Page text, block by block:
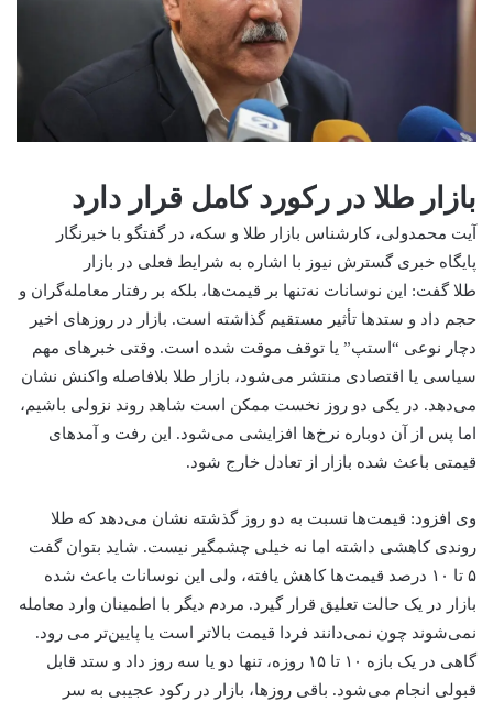
بازار طلا در رکورد کامل قرار دارد
آیت محمدولی، کارشناس بازار طلا و سکه، در گفتگو با خبرنگار
پایگاه خبری گسترش نیوز با اشاره به شرایط فعلی در بازار
طلا گفت: این نوسانات نه‌تنها بر قیمت‌ها، بلکه بر رفتار معامله‌گران و
حجم داد و ستدها تأثیر مستقیم گذاشته است. بازار در روزهای اخیر
دچار نوعی “استپ” یا توقف موقت شده است. وقتی خبرهای مهم
سیاسی یا اقتصادی منتشر می‌شود، بازار طلا بلافاصله واکنش نشان
می‌دهد. در یکی دو روز نخست ممکن است شاهد روند نزولی باشیم،
اما پس از آن دوباره نرخ‌ها افزایشی می‌شود. این رفت‌ و آمدهای
قیمتی باعث شده بازار از تعادل خارج شود.
وی افزود: قیمت‌ها نسبت به دو روز گذشته نشان می‌دهد که طلا
روندی کاهشی داشته اما نه خیلی چشمگیر نیست. شاید بتوان گفت
۵ تا ۱۰ درصد قیمت‌ها کاهش یافته، ولی این نوسانات باعث شده
بازار در یک حالت تعلیق قرار گیرد. مردم دیگر با اطمینان وارد معامله
نمی‌شوند چون نمی‌دانند فردا قیمت بالاتر است یا پایین‌تر می رود.
گاهی در یک بازه ۱۰ تا ۱۵ روزه، تنها دو یا سه روز داد و ستد قابل
قبولی انجام می‌شود. باقی روزها، بازار در رکود عجیبی به سر